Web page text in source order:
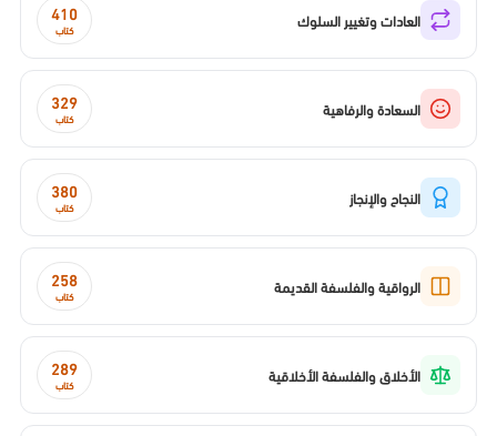
العادات وتغيير السلوك 410
كتاب
السعادة والرفاهية 329
كتاب
النجاح والإنجاز 380
كتاب
الرواقية والفلسفة القديمة 258
كتاب
الأخلاق والفلسفة الأخلاقية 289
كتاب